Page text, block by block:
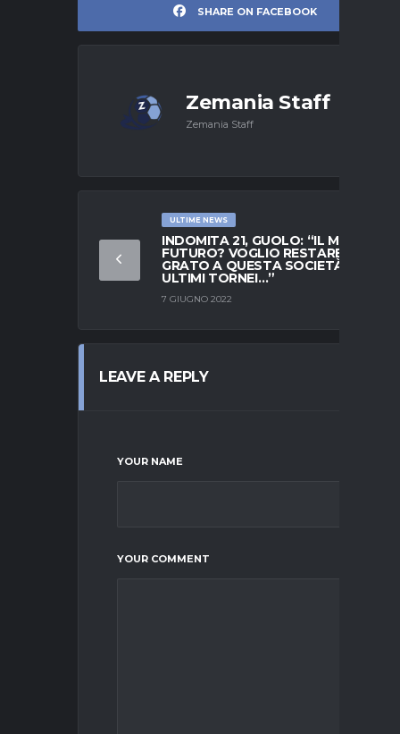
SHARE ON FACEBOOK
Zemania Staff
Zemania Staff
ULTIME NEWS
INDOMITA 21, GUOLO: “IL MIO
FUTURO? VOGLIO RESTARE QUI,
GRATO A QUESTA SOCIETÀ. GLI
ULTIMI TORNEI…”
7 GIUGNO 2022
LEAVE A REPLY
YOUR NAME
YOUR COMMENT